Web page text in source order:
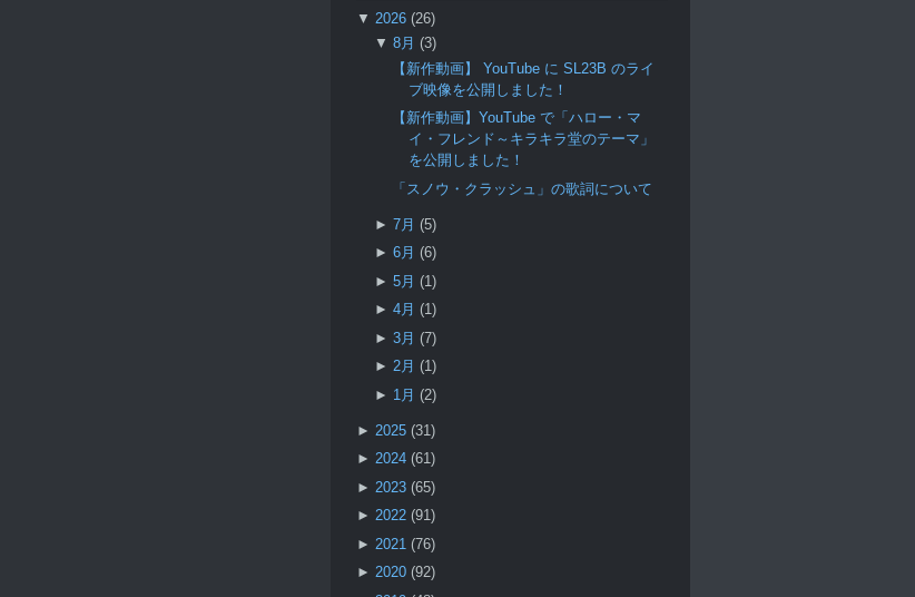
▼ 2026 (26)
▼ 8月 (3)
【新作動画】 YouTube に SL23B のライ
ブ映像を公開しました！
【新作動画】YouTube で「ハロー・マ
イ・フレンド～キラキラ堂のテーマ」
を公開しました！
「スノウ・クラッシュ」の歌詞について
► 7月 (5)
► 6月 (6)
► 5月 (1)
► 4月 (1)
► 3月 (7)
► 2月 (1)
► 1月 (2)
► 2025 (31)
► 2024 (61)
► 2023 (65)
► 2022 (91)
► 2021 (76)
► 2020 (92)